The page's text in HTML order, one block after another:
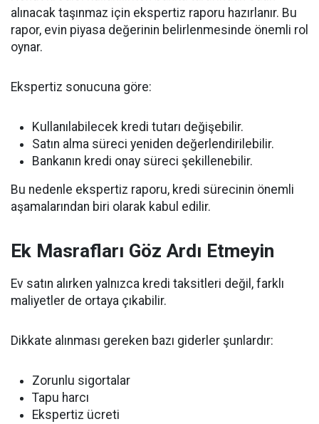
alınacak taşınmaz için ekspertiz raporu hazırlanır. Bu
rapor, evin piyasa değerinin belirlenmesinde önemli rol
oynar.
Ekspertiz sonucuna göre:
Kullanılabilecek kredi tutarı değişebilir.
Satın alma süreci yeniden değerlendirilebilir.
Bankanın kredi onay süreci şekillenebilir.
Bu nedenle ekspertiz raporu, kredi sürecinin önemli
aşamalarından biri olarak kabul edilir.
Ek Masrafları Göz Ardı Etmeyin
Ev satın alırken yalnızca kredi taksitleri değil, farklı
maliyetler de ortaya çıkabilir.
Dikkate alınması gereken bazı giderler şunlardır:
Zorunlu sigortalar
Tapu harcı
Ekspertiz ücreti